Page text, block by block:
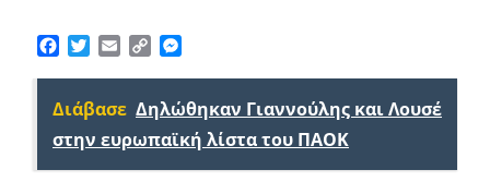
Facebook
TwitterEmailCopy
Διάβασε Δηλώθηκαν Γιαννούλης και Λουσέ
στην ευρωπαϊκή λίστα του ΠΑΟΚ